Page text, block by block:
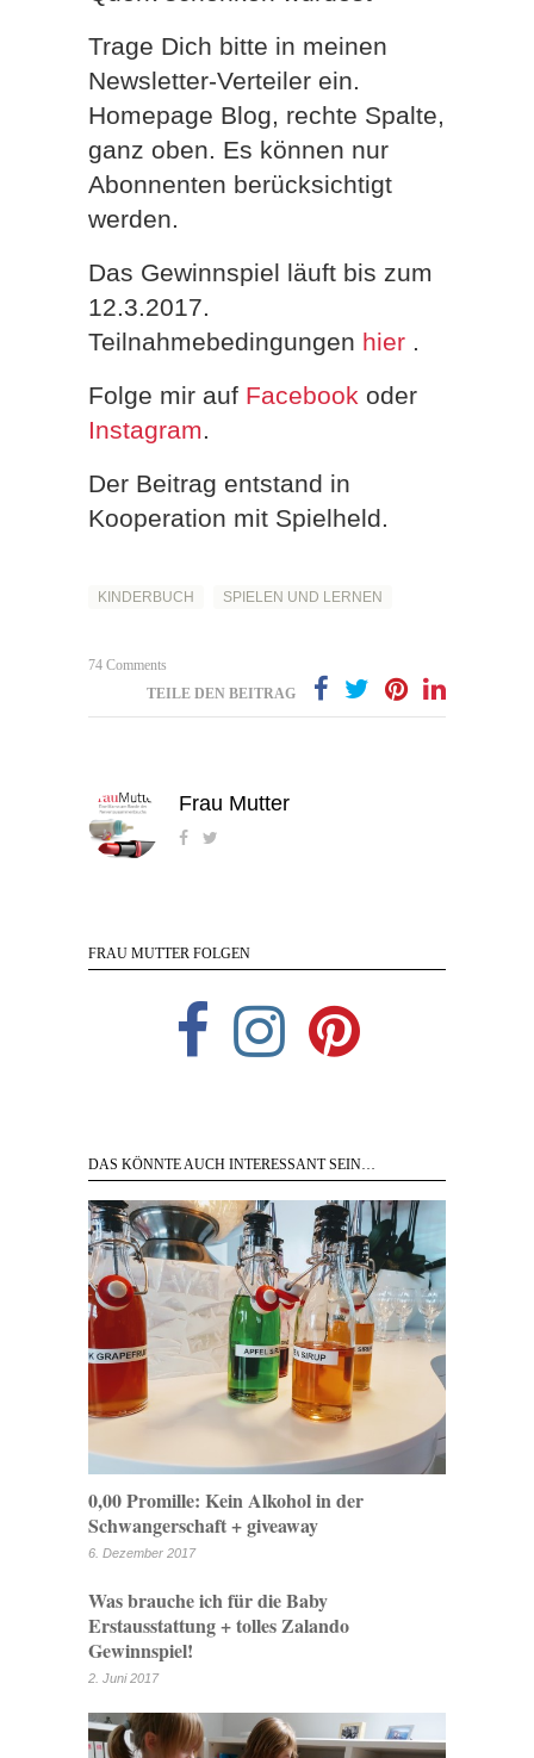
Trage Dich bitte in meinen
Newsletter-Verteiler ein.
Homepage Blog, rechte Spalte,
ganz oben. Es können nur
Abonnenten berücksichtigt
werden.
Das Gewinnspiel läuft bis zum
12.3.2017.
Teilnahmebedingungen hier .
Folge mir auf Facebook oder
Instagram.
Der Beitrag entstand in
Kooperation mit Spielheld.
KINDERBUCH SPIELEN UND LERNEN
74 Comments
TEILE DEN BEITRAG
Frau Mutter
FRAU MUTTER FOLGEN
DAS KÖNNTE AUCH INTERESSANT SEIN…
0,00 Promille: Kein Alkohol in der
Schwangerschaft + giveaway
6. Dezember 2017
Was brauche ich für die Baby
Erstausstattung + tolles Zalando
Gewinnspiel!
2. Juni 2017